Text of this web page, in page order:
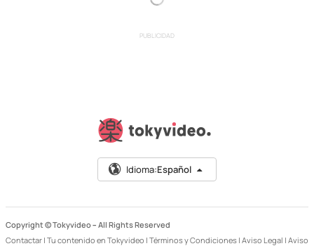
PUBLICIDAD
Idioma:Español
Copyright © Tokyvideo – All Rights Reserved
Contactar | Tu contenido en Tokyvideo | Términos y Condiciones | Aviso Legal | Aviso